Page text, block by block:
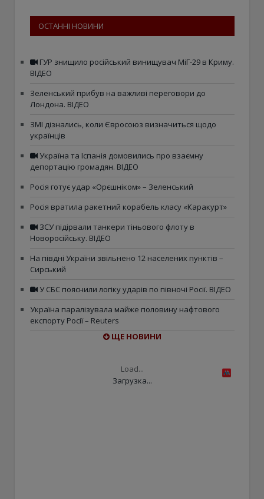
ОСТАННІ НОВИНИ
ГУР знищило російський винищувач МіГ-29 в Криму.
ВІДЕО
Зеленський прибув на важливі переговори до
Лондона. ВІДЕО
ЗМІ дізнались, коли Євросоюз визначиться щодо
українців
Україна та Іспанія домовились про взаємну
депортацію громадян. ВІДЕО
Росія готує удар «Орєшніком» – Зеленський
Росія вратила ракетний корабель класу «Каракурт»
ЗСУ підірвали танкери тіньового флоту в
Новоросійську. ВІДЕО
На півдні України звільнено 12 населених пунктів –
Сирський
У СБС пояснили логіку ударів по півночі Росії. ВІДЕО
Україна паралізувала майже половину нафтового
експорту Росії – Reuters
ЩЕ НОВИНИ
Load...
Загрузка...